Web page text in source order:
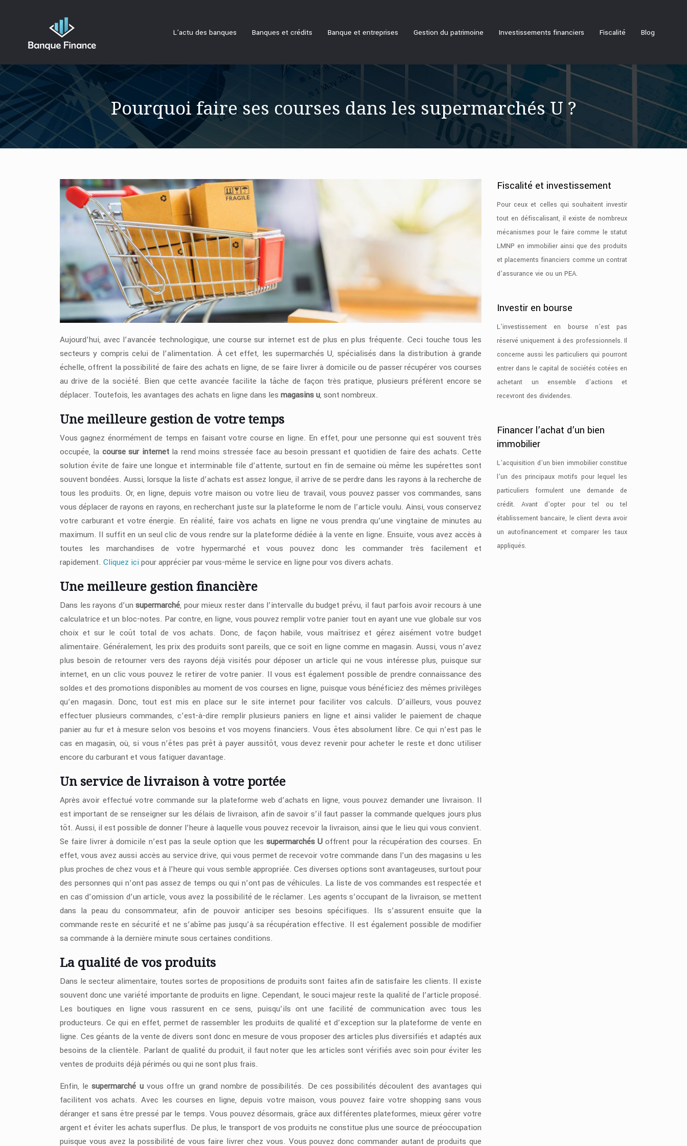
L’actu des banques Banques et crédits Banque et entreprises Gestion du patrimoine Investissements financiers Fiscalité Blog
Pourquoi faire ses courses dans les supermarchés U ?
Aujourd’hui, avec l’avancée technologique, une course sur internet est de plus en plus fréquente. Ceci touche tous les
secteurs y compris celui de l’alimentation. À cet effet, les supermarchés U, spécialisés dans la distribution à grande
échelle, offrent la possibilité de faire des achats en ligne, de se faire livrer à domicile ou de passer récupérer vos courses
au drive de la société. Bien que cette avancée facilite la tâche de façon très pratique, plusieurs préfèrent encore se
déplacer. Toutefois, les avantages des achats en ligne dans les magasins u, sont nombreux.
Une meilleure gestion de votre temps
Vous gagnez énormément de temps en faisant votre course en ligne. En effet, pour une personne qui est souvent très
occupée, la course sur internetla rend moins stressée face au besoin pressant et quotidien de faire des achats. Cette
solution évite de faire une longue et interminable file d’attente, surtout en fin de semaine où même les supérettes sont
souvent bondées. Aussi, lorsque la liste d’achats est assez longue, il arrive de se perdre dans les rayons à la recherche de
tous les produits. Or, en ligne, depuis votre maison ou votre lieu de travail, vous pouvez passer vos commandes, sans
vous déplacer de rayons en rayons, en recherchant juste sur la plateforme le nom de l’article voulu. Ainsi, vous conservez
votre carburant et votre énergie. En réalité, faire vos achats en ligne ne vous prendra qu’une vingtaine de minutes au
maximum. Il suffit en un seul clic de vous rendre sur la plateforme dédiée à la vente en ligne. Ensuite, vous avez accès à
toutes les marchandises de votre hypermarché et vous pouvez donc les commander très facilement et
rapidement. Cliquez icipour apprécier par vous-même le service en ligne pour vos divers achats.
Une meilleure gestion financière
Dans les rayons d’unsupermarché, pour mieux rester dans l’intervalle du budget prévu, il faut parfois avoir recours à une
calculatrice et un bloc-notes. Par contre, en ligne, vous pouvez remplir votre panier tout en ayant une vue globale sur vos
choix et sur le coût total de vos achats. Donc, de façon habile, vous maîtrisez et gérez aisément votre budget
alimentaire. Généralement, les prix des produits sont pareils, que ce soit en ligne comme en magasin. Aussi, vous n’avez
plus besoin de retourner vers des rayons déjà visités pour déposer un article qui ne vous intéresse plus, puisque sur
internet, en un clic vous pouvez le retirer de votre panier. Il vous est également possible de prendre connaissance des
soldes et des promotions disponibles au moment de vos courses en ligne, puisque vous bénéficiez des mêmes privilèges
qu’en magasin. Donc, tout est mis en place sur le site internet pour faciliter vos calculs. D’ailleurs, vous pouvez
effectuer plusieurs commandes, c’est-à-dire remplir plusieurs paniers en ligne et ainsi valider le paiement de chaque
panier au fur et à mesure selon vos besoins et vos moyens financiers. Vous êtes absolument libre. Ce qui n’est pas le
cas en magasin, où, si vous n’êtes pas prêt à payer aussitôt, vous devez revenir pour acheter le reste et donc utiliser
encore du carburant et vous fatiguer davantage.
Un service de livraison à votre portée
Après avoir effectué votre commande sur la plateforme web d’achats en ligne, vous pouvez demander une livraison. Il
est important de se renseigner sur les délais de livraison, afin de savoir s’il faut passer la commande quelques jours plus
tôt. Aussi, il est possible de donner l’heure à laquelle vous pouvez recevoir la livraison, ainsi que le lieu qui vous convient.
Se faire livrer à domicile n’est pas la seule option que lessupermarchés U offrent pour la récupération des courses. En
effet, vous avez aussi accès au service drive, qui vous permet de recevoir votre commande dans l’un des magasins u les
plus proches de chez vous et à l’heure qui vous semble appropriée. Ces diverses options sont avantageuses, surtout pour
des personnes qui n’ont pas assez de temps ou qui n’ont pas de véhicules. La liste de vos commandes est respectée et
en cas d’omission d’un article, vous avez la possibilité de le réclamer. Les agents s’occupant de la livraison, se mettent
dans la peau du consommateur, afin de pouvoir anticiper ses besoins spécifiques. Ils s’assurent ensuite que la
commande reste en sécurité et ne s’abîme pas jusqu’à sa récupération effective. Il est également possible de modifier
sa commande à la dernière minute sous certaines conditions.
La qualité de vos produits
Dans le secteur alimentaire, toutes sortes de propositions de produits sont faites afin de satisfaire les clients. Il existe
souvent donc une variété importante de produits en ligne. Cependant, le souci majeur reste la qualité de l’article proposé.
Les boutiques en ligne vous rassurent en ce sens, puisqu’ils ont une facilité de communication avec tous les
producteurs. Ce qui en effet, permet de rassembler les produits de qualité et d’exception sur la plateforme de vente en
ligne. Ces géants de la vente de divers sont donc en mesure de vous proposer des articles plus diversifiés et adaptés aux
besoins de la clientèle. Parlant de qualité du produit, il faut noter que les articles sont vérifiés avec soin pour éviter les
ventes de produits déjà périmés ou qui ne sont plus frais.
Enfin, lesupermarché uvous offre un grand nombre de possibilités. De ces possibilités découlent des avantages qui
facilitent vos achats. Avec les courses en ligne, depuis votre maison, vous pouvez faire votre shopping sans vous
déranger et sans être pressé par le temps. Vous pouvez désormais, grâce aux différentes plateformes, mieux gérer votre
argent et éviter les achats superflus. De plus, le transport de vos produits ne constitue plus une source de préoccupation
puisque vous avez la possibilité de vous faire livrer chez vous. Vous pouvez donc commander autant de produits que
Fiscalité et investissement
Pour ceux et celles qui souhaitent investir
tout en défiscalisant, il existe de nombreux
mécanismes pour le faire comme le statut
LMNP en immobilier ainsi que des produits
et placements financiers comme un contrat
d’assurance vie ou un PEA.
Investir en bourse
L’investissement en bourse n’est pas
réservé uniquement à des professionnels. Il
concerne aussi les particuliers qui pourront
entrer dans le capital de sociétés cotées en
achetant un ensemble d’actions et
recevront des dividendes.
Financer l’achat d’un bien
immobilier
L’acquisition d’un bien immobilier constitue
l’un des principaux motifs pour lequel les
particuliers formulent une demande de
crédit. Avant d’opter pour tel ou tel
établissement bancaire, le client devra avoir
un autofinancement et comparer les taux
appliqués.